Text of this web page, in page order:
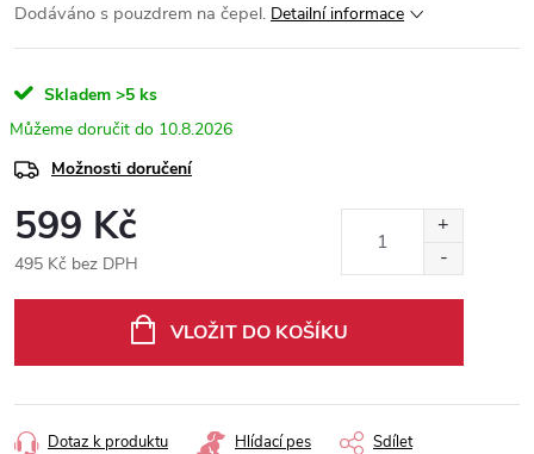
Dodáváno s pouzdrem na čepel. Detailní informace
Skladem >5 ks
10.8.2026
Možnosti doručení
599 Kč
495 Kč bez DPH
VLOŽIT DO KOŠÍKU
Dotaz k produktu Hlídací pes Sdílet